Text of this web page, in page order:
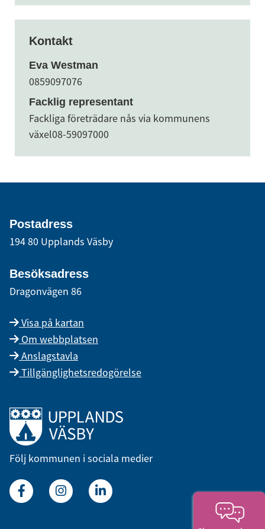
Kontakt
Eva Westman
0859097076
Facklig representant
Fackliga företrädare nås via kommunens
växel08-59097000
Postadress
194 80 Upplands Väsby
Besöksadress
Dragonvägen 86
Visa på kartan
Om webbplatsen
Anslagstavla
Tillgänglighetsredogörelse
Länk till startsidan
Följ kommunen i sociala medier
FacebookInstagramLinkedin